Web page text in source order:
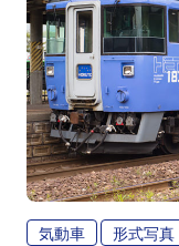
気動車 形式写真